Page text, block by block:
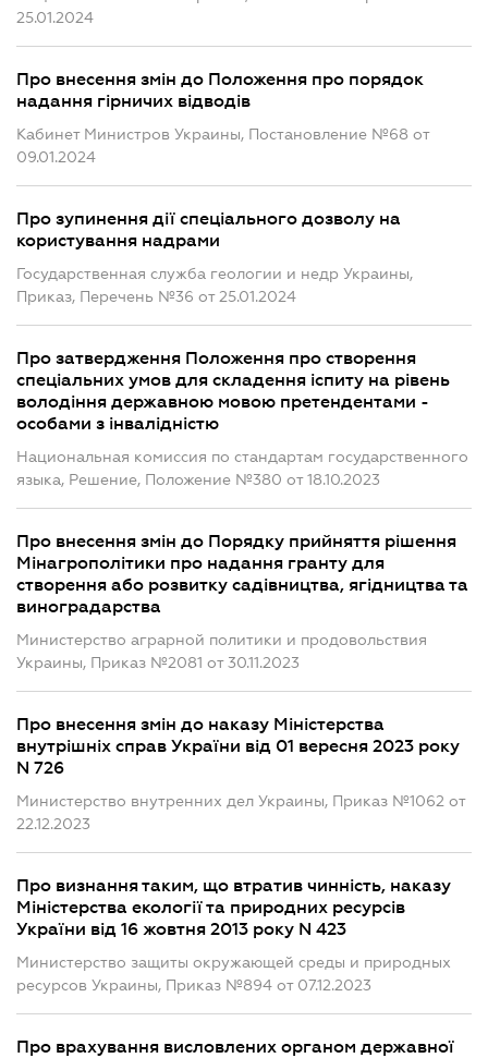
25.01.2024
Про внесення змін до Положення про порядок
надання гірничих відводів
Кабинет Министров Украины, Постановление №68 от
09.01.2024
Про зупинення дії спеціального дозволу на
користування надрами
Государственная служба геологии и недр Украины,
Приказ, Перечень №36 от 25.01.2024
Про затвердження Положення про створення
спеціальних умов для складення іспиту на рівень
володіння державною мовою претендентами -
особами з інвалідністю
Национальная комиссия по стандартам государственного
языка, Решение, Положение №380 от 18.10.2023
Про внесення змін до Порядку прийняття рішення
Мінагрополітики про надання гранту для
створення або розвитку садівництва, ягідництва та
виноградарства
Министерство аграрной политики и продовольствия
Украины, Приказ №2081 от 30.11.2023
Про внесення змін до наказу Міністерства
внутрішніх справ України від 01 вересня 2023 року
N 726
Министерство внутренних дел Украины, Приказ №1062 от
22.12.2023
Про визнання таким, що втратив чинність, наказу
Міністерства екології та природних ресурсів
України від 16 жовтня 2013 року N 423
Министерство защиты окружающей среды и природных
ресурсов Украины, Приказ №894 от 07.12.2023
Про врахування висловлених органом державної